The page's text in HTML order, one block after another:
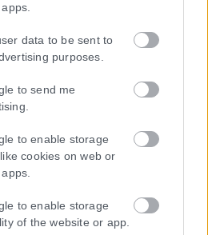
data to be sent to
purposes.
to send me
to enable storage
cookies on web or
to enable storage
of the website or app.